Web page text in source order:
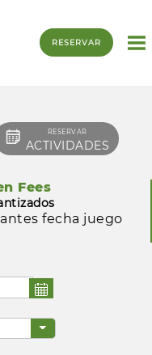
RESERVAR
RESERVAR
ACTIVIDADES
Fees
fecha juego